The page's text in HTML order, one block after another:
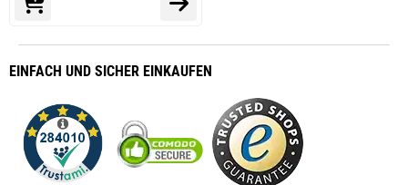
EINFACH UND SICHER EINKAUFEN